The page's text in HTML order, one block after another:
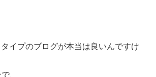
イプのブログが本当は良いんですけ
、